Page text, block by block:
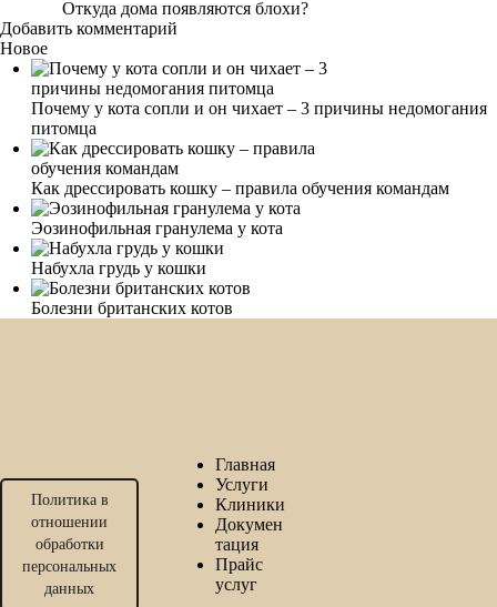
Откуда дома появляются блохи?
Добавить комментарий
Новое
Почему у кота сопли и он чихает – 3 причины недомогания
питомца
Как дрессировать кошку – правила обучения командам
Эозинофильная гранулема у кота
Набухла грудь у кошки
Болезни британских котов
Политика в
отношении
обработки
персональных
данных
Главная
Услуги
Клиники
Докумен
тация
Прайс
услуг